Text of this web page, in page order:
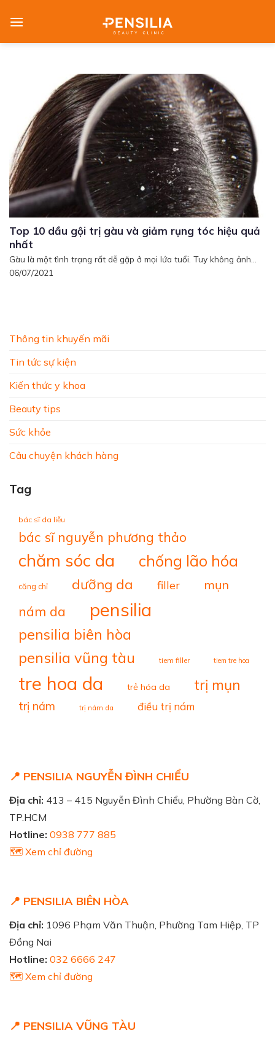
Thông tin khuyến mãi
Tin tức sự kiện
Kiến thức y khoa
Beauty tips
Sức khỏe
Câu chuyện khách hàng
Tag
bác sĩ da liễu
bác sĩ nguyễn phương thảo
chăm sóc da chống lão hóa
căng chỉ dưỡng da filler mụn
nám da pensilia
pensilia biên hòa
pensilia vũng tàu tiem filler tiem tre hoa
tre hoa da trẻ hóa da trị mụn
trị nám trị nám da điều trị nám
Top 10 dầu gội trị gàu và giảm rụng tóc hiệu quả
nhất
Gàu là một tình trạng rất dễ gặp ở mọi lứa tuổi. Tuy không ảnh...
06/07/2021
📍 PENSILIA NGUYỄN ĐÌNH CHIỂU
Địa chỉ: 413 – 415 Nguyễn Đình Chiểu, Phường Bàn Cờ,
TP.HCM
Hotline: 0938 777 885
🗺️ Xem chỉ đường
📍 PENSILIA BIÊN HÒA
Địa chỉ: 1096 Phạm Văn Thuận, Phường Tam Hiệp, TP
Đồng Nai
Hotline: 032 6666 247
🗺️ Xem chỉ đường
📍 PENSILIA VŨNG TÀU